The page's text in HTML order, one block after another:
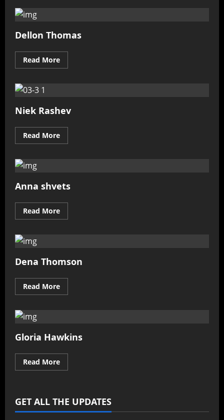
Dellon Thomas
Read MoreRead
more
Niek Rashev
Read MoreRead
more
Anna shvets
Read MoreRead
more
Dena Thomson
Read MoreRead
more
Gloria Hawkins
Read MoreRead
more
GET ALL THE UPDATES